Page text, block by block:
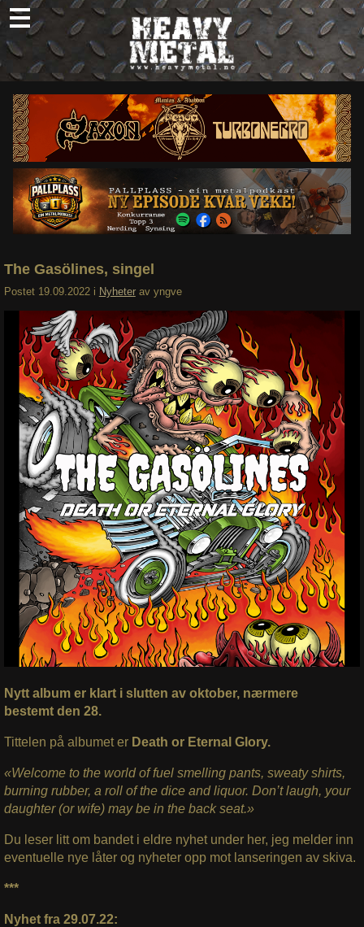
Skip
to
content
Nyheter
Omtaler
Intervjuer
Om oss
Abonner
Søk
The Gasölines, singel
Postet 19.09.2022 i Nyheter av yngve
Nytt album er klart i slutten av oktober, nærmere
bestemt den 28.
Tittelen på albumet er Death or Eternal Glory.
«Welcome to the world of fuel smelling pants, sweaty shirts,
burning rubber, a roll of the dice and liquor. Don’t laugh, your
daughter (or wife) may be in the back seat.»
Du leser litt om bandet i eldre nyhet under her, jeg melder inn
eventuelle nye låter og nyheter opp mot lanseringen av skiva.
***
Nyhet fra 29.07.22: